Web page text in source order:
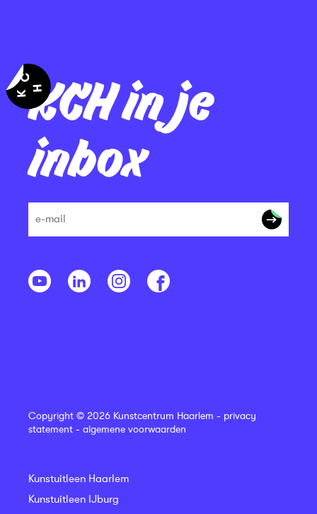
KCH in je
inbox
Copyright © 2026 Kunstcentrum Haarlem - privacy
statement - algemene voorwaarden
Kunstuitleen Haarlem
Kunstuitleen IJburg